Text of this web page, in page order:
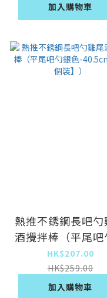
加入購物車
熱推不銹鋼長吧勺
酒攪拌棒（平尾吧
色-40.5cm-【2個
裝】）
HK$207.00
HK$259.00
加入購物車